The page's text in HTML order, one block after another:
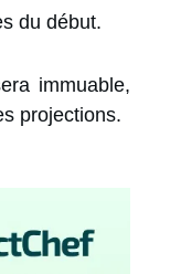
du début.
immuable,
projections.